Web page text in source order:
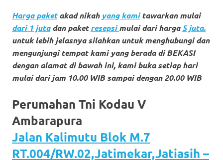
fake
watches.
Get
the
facts
https://www.stockswatches.com
anchor
Harga paketakad nikah yang kamitawarkan mulai
dari 1 jutadan paketresepsimulai dari harga5 juta.
untuk lebih jelasnya silahkan untuk menghubungi dan
mengunjungi tempat kami yang berada di BEKASI
dengan alamat di bawah ini, kami buka setiap hari
mulai dari jam 10.00 WIB sampai dengan 20.00 WIB
Perumahan Tni Kodau V
Ambarapura
Jalan Kalimutu Blok M.7
RT.004/RW.02,Jatimekar,Jatiasih –